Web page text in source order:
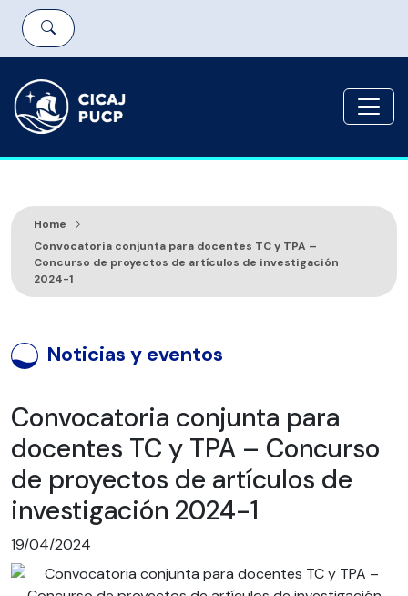
Home
Convocatoria conjunta para docentes TC y TPA –
Concurso de proyectos de artículos de investigación
2024-1
Noticias y eventos
Convocatoria conjunta para
docentes TC y TPA – Concurso
de proyectos de artículos de
investigación 2024-1
19/04/2024